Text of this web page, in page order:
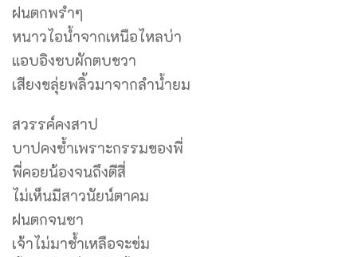
ฝนตกพรำๆ
หนาวไอน้ำจากเหนือไหลบ่า
แอบอิงซบผักตบชวา
เสียงขลุ่ยพลิ้วมาจากลำน้ำยม
สวรรค์คงสาป
บาปคงซ้ำเพราะกรรมของพี่
พี่คอยน้องจนถึงตีสี่
ไม่เห็นมีสาวนัยน์ตาคม
ฝนตกจนซา
เจ้าไม่มาช้ำเหลือจะข่ม